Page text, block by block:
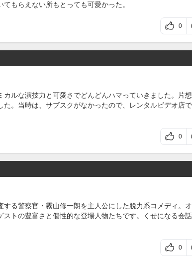
もらえない所もとっても可愛かった。
0
ルな演技力と可愛さでどんどんハマっていきました。片
。当時は、サブスクがなかったので、レンタルビデオ店
0
る警察官・霧山修一朗を主人公にした脱力系コメディ。
トの豊富さと個性的な登場人物たちです。くせになる会
0